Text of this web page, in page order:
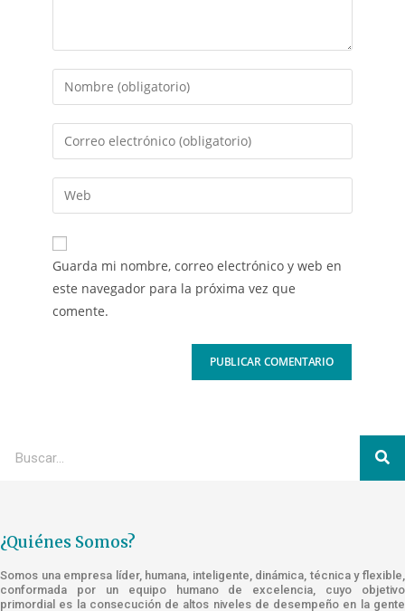
Guarda mi nombre, correo electrónico y web en
este navegador para la próxima vez que
comente.
¿Quiénes Somos?
Somos una empresa líder, humana, inteligente, dinámica, técnica y flexible,
conformada por un equipo humano de excelencia, cuyo objetivo
primordial es la consecución de altos niveles de desempeño en la gente